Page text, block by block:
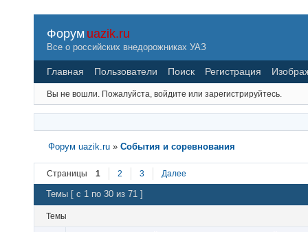
Форум uazik.ru
Все о российских внедорожниках УАЗ
Главная Пользователи Поиск Регистрация
Вы не вошли. Пожалуйста, войдите или зарегистрируйтесь.
Форум uazik.ru » События и соревнования
Страницы 1 2 3 Далее
Темы [ с 1 по 30 из 71 ]
Темы